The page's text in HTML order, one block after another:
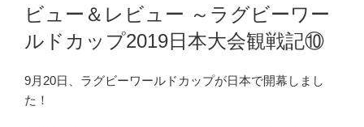
ビュー＆レビュー ～ラグビーワー
ルドカップ2019日本大会観戦記⑩
9月20日、ラグビーワールドカップが日本で開幕しまし
た！